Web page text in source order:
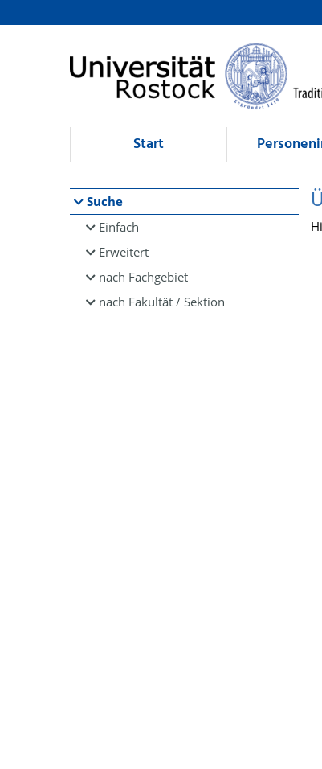
Browsen
direkt zum Inhalt
Start
Suche
Einfach
Erweitert
nach Fachgebiet
nach Fakultät / Sektion